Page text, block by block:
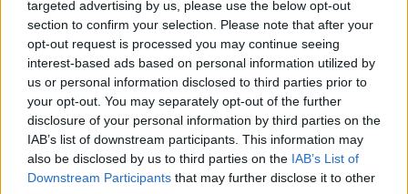
targeted advertising by us, please use the below opt-out
section to confirm your selection. Please note that after your
opt-out request is processed you may continue seeing
interest-based ads based on personal information utilized by
us or personal information disclosed to third parties prior to
your opt-out. You may separately opt-out of the further
disclosure of your personal information by third parties on the
IAB’s list of downstream participants. This information may
also be disclosed by us to third parties on the IAB’s List of
Downstream Participants that may further disclose it to other
COLLE VAL D'ELSA —Lungo il fiume Elsa è precipitato nel dirupo:
un uomo di 44 anni è stato recuperato ieri sera dagli specialisti
Speleo alpino fluviali dei vigili del fuoco e portato in ospedale per i
traumi riportati nella caduta.
E' successo a Colle Val d'Elsa. La richiesta di soccorso si è levata
da via Campania intorno alle 19,40 portando sul posto, oltre
appunto ai vigili del fuoco dalla sede senese e dal distaccamento di
Poggibonsi, 118 e carabinieri.